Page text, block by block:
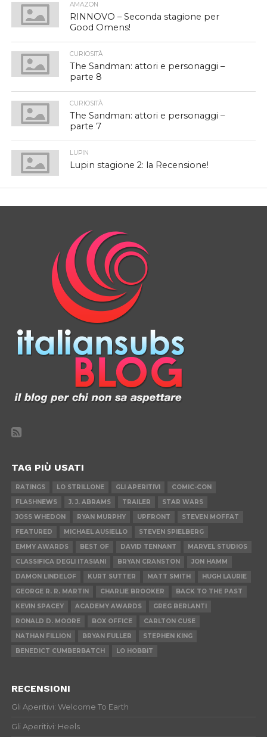
AMAZON
RINNOVO – Seconda stagione per
Good Omens!
CURIOSITÀ
The Sandman: attori e personaggi –
parte 8
CURIOSITÀ
The Sandman: attori e personaggi –
parte 7
LUPIN
Lupin stagione 2: la Recensione!
TAG PIÙ USATI
RATINGS LO STRILLONE GLI APERITIVI
COMIC-CON
FLASHNEWS
J. J. ABRAMS TRAILER
STAR WARS
JOSS WHEDON
RYAN MURPHY UPFRONT
STEVEN MOFFAT
FEATURED
MICHAEL AUSIELLO
STEVEN SPIELBERG
EMMY AWARDS
BEST OF DAVID TENNANT
MARVEL STUDIOS
CLASSIFICA DEGLI ITASIANI
BRYAN CRANSTON
JON HAMM
DAMON LINDELOF
KURT SUTTER MATT SMITH
HUGH LAURIE
GEORGE R. R. MARTIN
CHARLIE BROOKER
BACK TO THE PAST
KEVIN SPACEY
ACADEMY AWARDS
GREG BERLANTI
RONALD D. MOORE
BOX OFFICE
CARLTON CUSE
NATHAN FILLION
BRYAN FULLER
STEPHEN KING
BENEDICT CUMBERBATCH
LO HOBBIT
RECENSIONI
Gli Aperitivi: Welcome To Earth
Gli Aperitivi: Heels